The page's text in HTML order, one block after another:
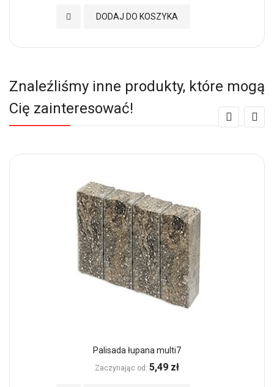
DODAJ DO KOSZYKA
Dodaj do Ulubionych
Znaleźliśmy inne produkty, które mogą
Cię zainteresować!
Palisada łupana multi7
Zaczynając od 5,49 zł